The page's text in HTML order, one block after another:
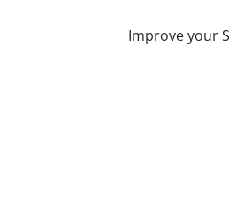
Improve your